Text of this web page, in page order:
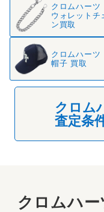
クロムハーツ
ウォレットチ
ン買取
クロムハーツ
帽子 買取
クロム
査定条
クロムハ